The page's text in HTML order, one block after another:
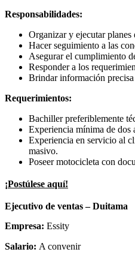
Responsabilidades:
Organizar y ejecutar planes
Hacer seguimiento a las
Asegurar el cumplimiento
Responder a los
Brindar información
Requerimientos:
Bachiller preferiblemente
Experiencia mínima de dos
Experiencia en servicio al
masivo.
Poseer motocicleta con
¡Postúlese aquí!
Ejecutivo de ventas – Duitama
Empresa: Essity
Salario: A convenir